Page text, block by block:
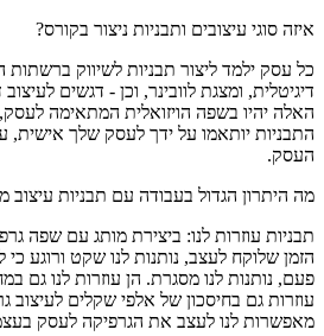
איזה סוגי עיצובים ותבניות ניצור בקורס?
כל עסק ילמד ליצור תבניות לשיווק
דיגיטלית, ומצגת לוובינר, וכן - דגשים
האלה יהיו בשפה הויזואלית המתאימה
התבניות יותאמו על ידך לעסק שלך אישית,
העסק.
מה היתרון הגדול בעבודה עם תבניות עיצוב
תבניות עוזרות לנו: ביצירת מותג עם שפה
הזמן שלוקח לעצב, נותנות לנו שקט ורוגע
פעם, נותנות לנו מסגרת. הן עוזרות לנו גם
עוזרות גם בחיסכון של אלפי שקלים לעיצוב
מאפשרות לנו לעצב את הגרפיקה לעסק